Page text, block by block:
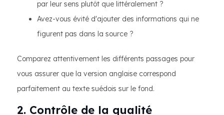
par leur sens plutôt que littéralement ?
Avez-vous évité d'ajouter des informations qui ne
figurent pas dans la source ?
Comparez attentivement les différents passages pour
vous assurer que la version anglaise correspond
parfaitement au texte suédois sur le fond.
2. Contrôle de la qualité